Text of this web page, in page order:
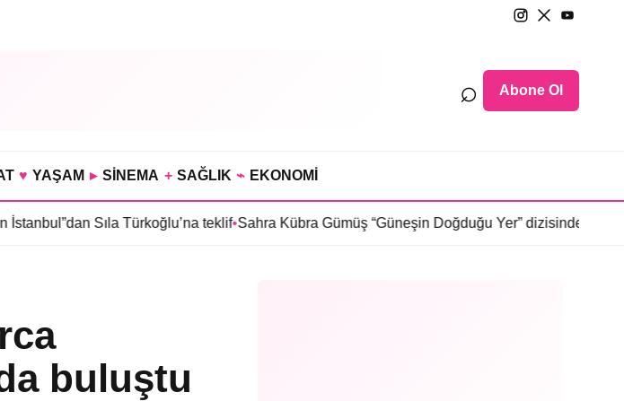
⌕ Abone Ol
♥ YAŞAM ▸ SİNEMA + SAĞLIK ⌁ EKONOMİ
Türkoğlu’na teklif•Sahra Kübra Gümüş “Güneşin Doğduğu Yer” dizisinde• Selin Türkmen
buluştu